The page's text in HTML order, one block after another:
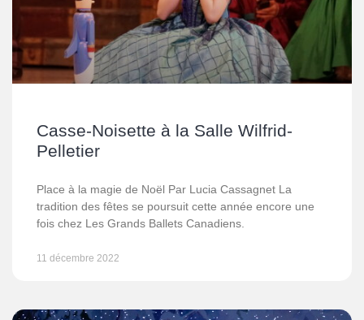
Casse-Noisette à la Salle Wilfrid-
Pelletier
Place à la magie de Noël Par Lucia Cassagnet La
tradition des fêtes se poursuit cette année encore une
fois chez Les Grands Ballets Canadiens.
11 décembre 2022